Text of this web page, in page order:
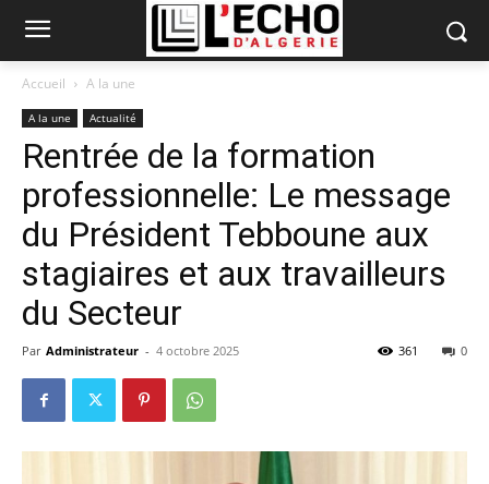
Accueil A la une
A la une Actualité
Rentrée de la formation
professionnelle: Le message
du Président Tebboune aux
stagiaires et aux travailleurs
du Secteur
Par Administrateur - 4 octobre 2025 0
361